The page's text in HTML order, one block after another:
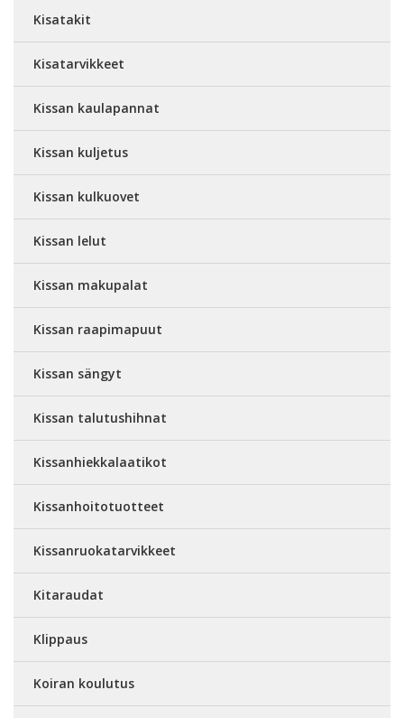
Kisatakit
Kisatarvikkeet
Kissan kaulapannat
Kissan kuljetus
Kissan kulkuovet
Kissan lelut
Kissan makupalat
Kissan raapimapuut
Kissan sängyt
Kissan talutushihnat
Kissanhiekkalaatikot
Kissanhoitotuotteet
Kissanruokatarvikkeet
Kitaraudat
Klippaus
Koiran koulutus